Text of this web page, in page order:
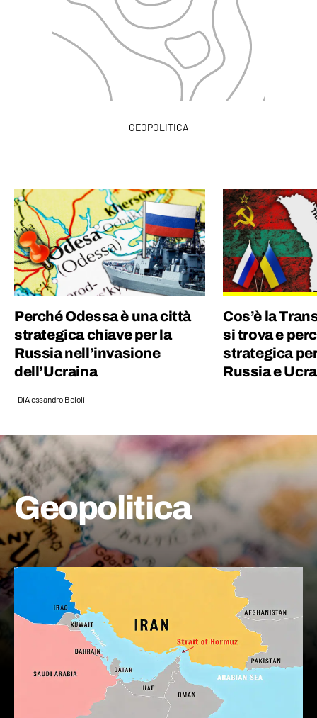
GEOPOLITICA
Perché Odessa è una città
strategica chiave per la
Russia nell’invasione
dell’Ucraina
DiAlessandro Beloli
Cos’è la
si trova e
strategica
Russia e
Geopolitica